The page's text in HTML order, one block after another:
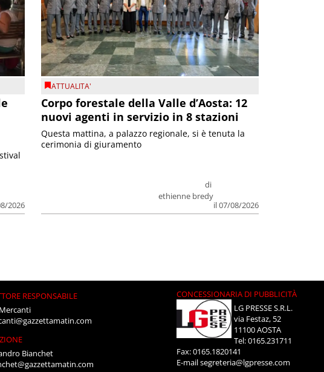
2026
ATTUALITA'
Corpo forestale della Valle d’Aosta: 12
nuovi agenti in servizio in 8 stazioni
di
ethienne bredy
il 07/08/2026
Questa mattina, a palazzo regionale, si è tenuta la
cerimonia di giuramento
RESPONSABILE
Bianchet
CONCESSIONARIA DI PUBBLICITÀ
LG PRESSE S.R.L.
via Festaz, 52
11100 AOSTA
Tel: 0165.231711
Fax: 0165.1820141
E-mailsegreteria@lgpresse.com